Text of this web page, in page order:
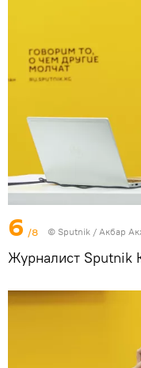
6 /8 © Sputnik / Акбар
Журналист Sputnik